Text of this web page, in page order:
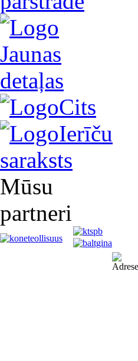
Jaunas
detaļas
Cits
Ierīču
saraksts
Mūsu
partneri